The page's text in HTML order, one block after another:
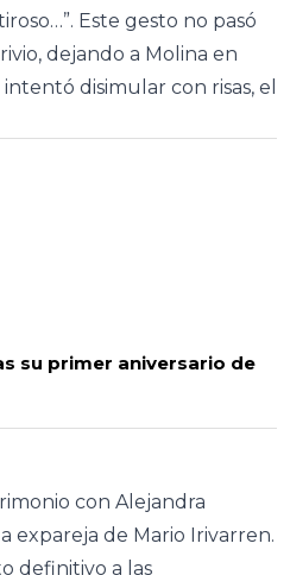
Este gesto no pasó
dejando a Molina en
disimular con risas, el
su primer aniversario de
con Alejandra
expareja de Mario Irivarren.
definitivo a las